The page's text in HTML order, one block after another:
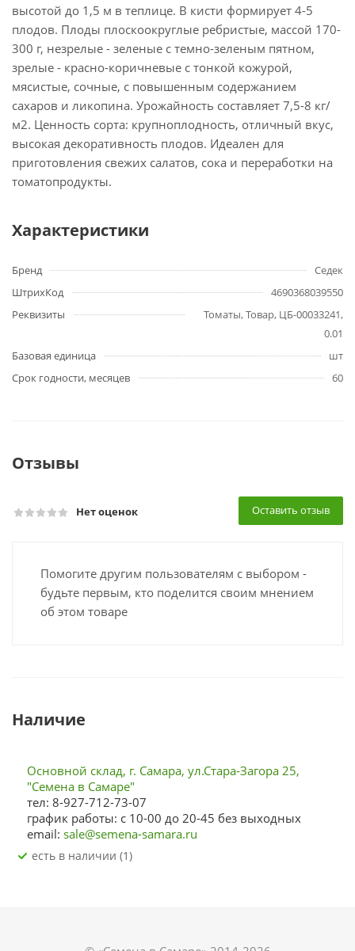
высотой до 1,5 м в теплице. В кисти формирует 4-5
плодов. Плоды плоскоокруглые ребристые, массой 170-
300 г, незрелые - зеленые с темно-зеленым пятном,
зрелые - красно-коричневые с тонкой кожурой,
мясистые, сочные, с повышенным содержанием
сахаров и ликопина. Урожайность составляет 7,5-8 кг/
м2. Ценность сорта: крупноплодность, отличный вкус,
высокая декоративность плодов. Идеален для
приготовления свежих салатов, сока и переработки на
томатопродукты.
Характеристики
Бренд
Седек
ШтрихКод
4690368039550
Реквизиты
Томаты, Товар, ЦБ-00033241,
0.01
Базовая единица
шт
Срок годности, месяцев
60
Отзывы
Нет оценок Оставить отзыв
Помогите другим пользователям с выбором -
будьте первым, кто поделится своим мнением
об этом товаре
Наличие
Основной склад, г. Самара, ул.Стара-Загора 25,
"Семена в Самаре"
тел: 8-927-712-73-07
график работы: с 10-00 до 20-45 без выходных
email: sale@semena-samara.ru
Есть в наличии (1)